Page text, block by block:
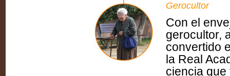
Gerocultor
Con el
gerocultor,
convertido
la Real
ciencia que